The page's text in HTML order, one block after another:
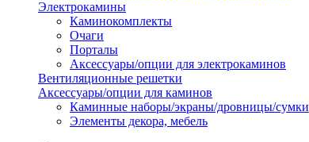
Электрокамины
Каминокомплекты
Очаги
Порталы
Аксессуары/опции для электрокаминов
Вентиляционные решетки
Аксессуары/опции для каминов
Каминные наборы/экраны/дровницы/сумки
Элементы декора, мебель